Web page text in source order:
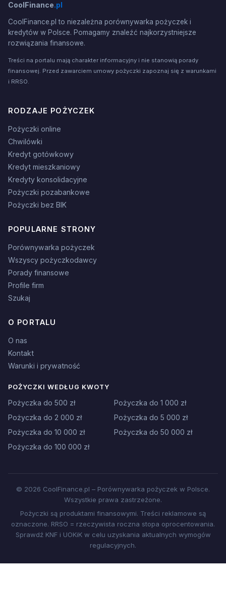
CoolFinance.pl
CoolFinance.pl to niezależna porównywarka pożyczek i
kredytów w Polsce. Pomagamy znaleźć najkorzystniejsze
rozwiązania finansowe.
Treści na portalu mają charakter informacyjny i nie stanowią porady
finansowej. Przed zawarciem umowy pożyczki zapoznaj się z warunkami
i RRSO.
RODZAJE POŻYCZEK
Pożyczki online
Chwilówki
Kredyt gotówkowy
Kredyt mieszkaniowy
Kredyty konsolidacyjne
Pożyczki pozabankowe
Pożyczki bez BIK
POPULARNE STRONY
Porównywarka pożyczek
Wszyscy pożyczkodawcy
Porady finansowe
Profile firm
Szukaj
O PORTALU
O nas
Kontakt
Warunki i prywatność
POŻYCZKI WEDŁUG KWOTY
Pożyczka do 500 zł
Pożyczka do 1 000 zł
Pożyczka do 2 000 zł
Pożyczka do 5 000 zł
Pożyczka do 10 000 zł
Pożyczka do 50 000 zł
Pożyczka do 100 000 zł
© 2026 CoolFinance.pl – Porównywarka pożyczek w Polsce.
Wszystkie prawa zastrzeżone.
Pożyczki są produktami finansowymi. Treści reklamowe są
oznaczone. RRSO = rzeczywista roczna stopa oprocentowania.
Sprawdź KNF i UOKiK w celu uzyskania aktualnych wymogów
regulacyjnych.